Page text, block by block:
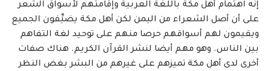
‏إنه اهتمام أهل مكة باللغة العربية وإقامتهم لأسواق الشعر
على أن أصل الشعراء من اليمن لكن أهل ‏مكة يضيِّفون الجميع
ويقيمون لهم أسواقهم حرصا منهم على توحيد لغة التفاهم
بين الناس. وهو مهم ‏أيضا لنشر القرآن الكريم. هناك صفات
أخرى لدى أهل مكة تميزهم على غيرهم من البشر بغض ‏النظر